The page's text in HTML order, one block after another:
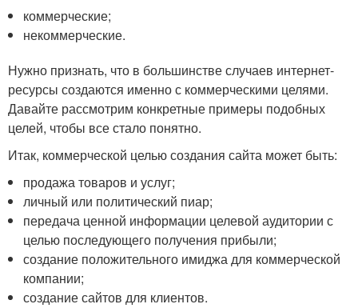
коммерческие;
некоммерческие.
Нужно признать, что в большинстве случаев интернет-
ресурсы создаются именно с коммерческими целями.
Давайте рассмотрим конкретные примеры подобных
целей, чтобы все стало понятно.
Итак, коммерческой целью создания сайта может быть:
продажа товаров и услуг;
личный или политический пиар;
передача ценной информации целевой аудитории с
целью последующего получения прибыли;
создание положительного имиджа для коммерческой
компании;
создание сайтов для клиентов.